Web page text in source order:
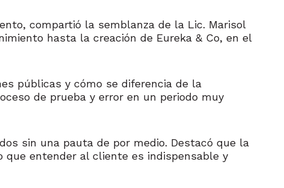
compartió la semblanza de la Lic. Marisol
hasta la creación de Eureka & Co, en el
públicas y cómo se diferencia de la
de prueba y error en un periodo muy
sin una pauta de por medio. Destacó que la
que entender al cliente es indispensable y